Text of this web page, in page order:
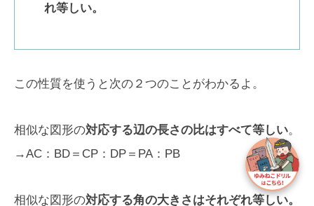
れ等しい。
この性質を使うと次の２つのことがわかるよ。
相似な図形の対応する辺の長さの比はすべて等しい。
→AC：BD＝CP：DP＝PA：PB
相似な図形の対応する角の大きさはそれぞれ等しい。